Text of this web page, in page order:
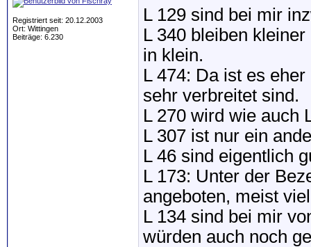
Registriert seit: 20.12.2003
Ort: Wittingen
Beiträge: 6.230
L 129 sind bei mir
L 340 bleiben
in klein.
L 474: Da ist es
sehr verbreitet sind.
L 270 wird wie auch
L 307 ist nur ein
L 46 sind eigentlich
L 173: Unter der
angeboten, meist
L 134 sind bei mir
würden auch noch